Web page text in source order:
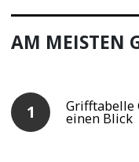
AM MEISTEN
Grifftabelle
einen Blick